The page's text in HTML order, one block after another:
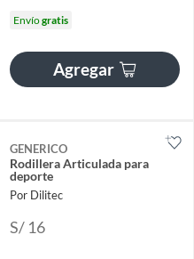
Envíogratis
Agregar
GENERICO
Rodillera Articulada para
deporte
Por Dilitec
S/ 16